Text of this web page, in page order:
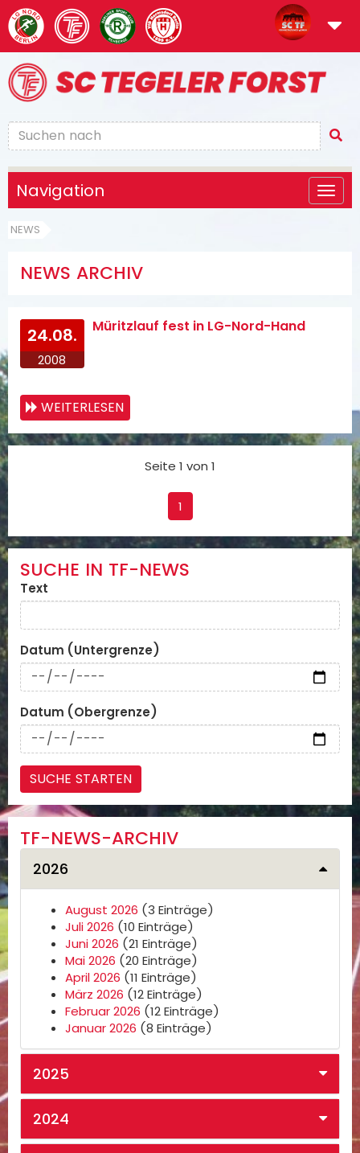
Navigation
NEWS
NEWS ARCHIV
24.08.
2008
Müritzlauf fest in LG-Nord-Hand
WEITERLESEN
Seite 1 von 1
1
SUCHE IN TF-NEWS
Text
Datum (Untergrenze)
Datum (Obergrenze)
TF-NEWS-ARCHIV
2026
August 2026 (3 Einträge)
Juli 2026 (10 Einträge)
Juni 2026 (21 Einträge)
Mai 2026 (20 Einträge)
April 2026 (11 Einträge)
März 2026 (12 Einträge)
Februar 2026 (12 Einträge)
Januar 2026 (8 Einträge)
2025
2024